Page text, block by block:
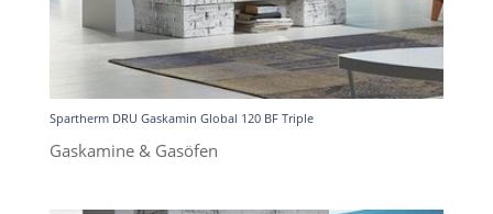
Spartherm DRU Gaskamin Global 120 BF Triple
Gaskamine & Gasöfen